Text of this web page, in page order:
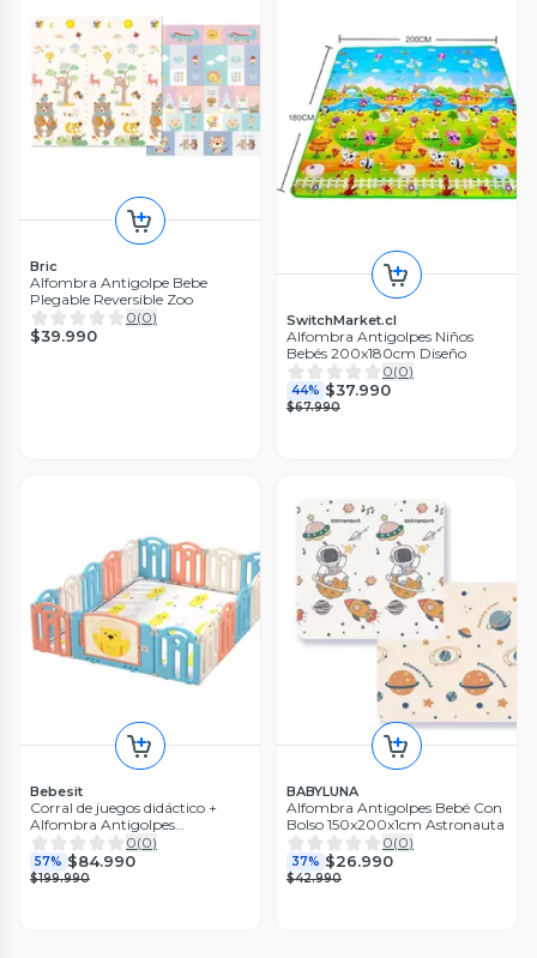
Bric
Alfombra Antigolpe Bebe
Plegable Reversible Zoo
0(0)
$39.990
SwitchMarket.cl
Alfombra Antigolpes Niños
Bebés 200x180cm Diseño
0(0)
44% $37.990
$67.990
Bebesit
Corral de juegos didáctico +
Alfombra Antigolpes
160x160x48cm
0(0)
57% $84.990
$199.990
BABYLUNA
Alfombra Antigolpes Bebé Con
Bolso 150x200x1cm Astronauta
0(0)
37% $26.990
$42.990